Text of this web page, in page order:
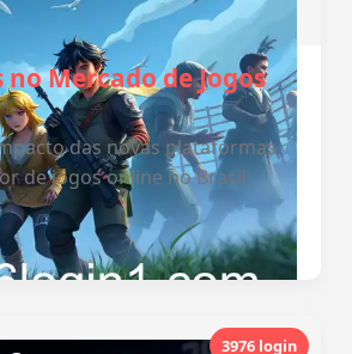
no Mercado de Jogos
das novas plataformas
de jogos online no Brasil.
3976 login